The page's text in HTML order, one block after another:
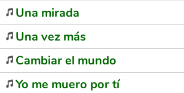
Una mirada
Una vez más
Cambiar el mundo
Yo me muero por tí